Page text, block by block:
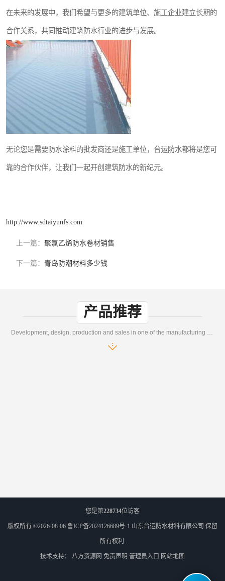
在未来的发展中，我们希望与更多的建筑单位、施工企业建立长期的
合作关系，共同推动建筑防水行业的进步与发展。
无论您是需要防水涂料的批发商还是施工单位，台运防水都将是您可
靠的合作伙伴，让我们一起开创建筑防水的新纪元。
http://www.sdtaiyunfs.com
上一篇： 聚氯乙烯防水卷材销售
下一篇： 青岛防潮材料多少钱
产品推荐
Development, design, production and sales in one of the manufacturing enterprises
您是第228734位访客
版权所有 ©2026-08-06 鲁ICP备2024126689号-1 山东台运防水材料有限公司 保留
所有权利.
技术支持： 八方资源网 免责声明 管理员入口 网站地图